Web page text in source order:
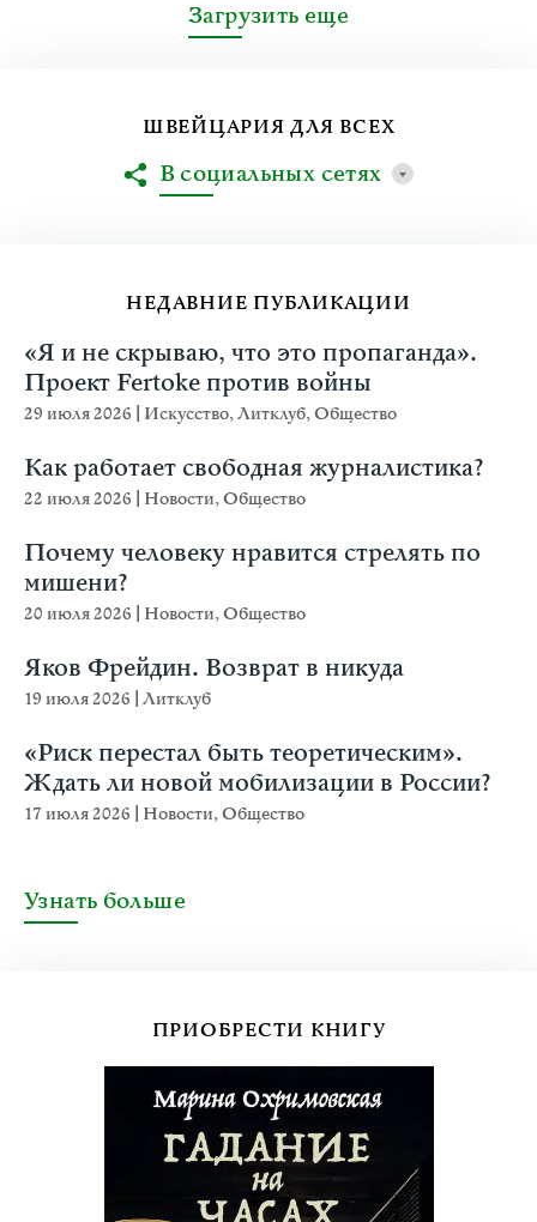
Загрузить еще
НЕДАВНИЕ ПУБЛИКАЦИИ
«Я и не скрываю, что это пропаганда».
Проект Fertoke против войны
29 июля 2026 Искусство,Литклуб,Общество
Как работает свободная журналистика?
22 июля 2026 Новости,Общество
Почему человеку нравится стрелять по
мишени?
20 июля 2026 Новости,Общество
Яков Фрейдин. Возврат в никуда
19 июля 2026 Литклуб
«Риск перестал быть теоретическим».
Ждать ли новой мобилизации в России?
17 июля 2026 Новости,Общество
Узнать больше
ПРИОБРЕСТИ КНИГУ
ШВЕЙЦАРИЯ ДЛЯ ВСЕХ
В социальных сетях